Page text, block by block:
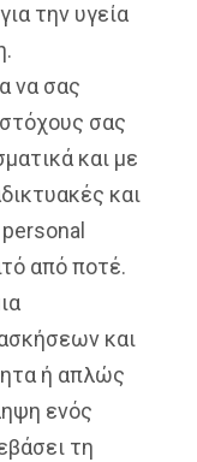
την υγεία
να σας
σας
και με
και
από ποτέ.
και
ή απλώς
ενός
τη